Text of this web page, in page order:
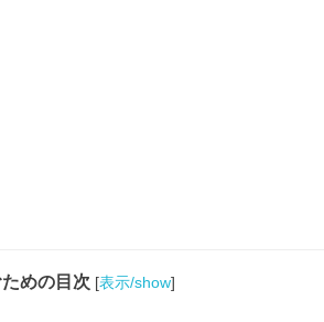
めの目次 [表示/show]